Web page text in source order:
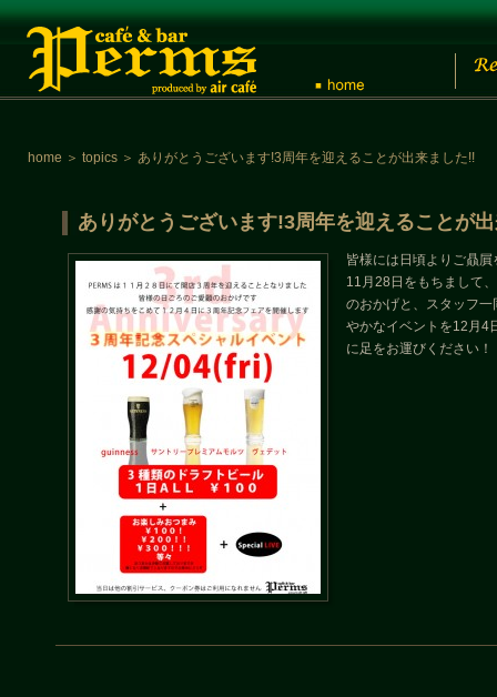
home ＞ topics ＞ ありがとうございます!3周年を迎えることが出来ました!!
ありがとうございます!3周年を迎えることが
皆様には日頃よりご贔
11月28日をもちまして
のおかげと、スタッフ
やかなイベントを12月4
に足をお運びください！